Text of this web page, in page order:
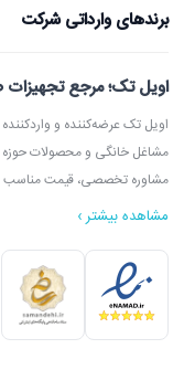
برندهای وارداتی شرکت
اویل تک؛ مرجع
اویل تک عرضه‌کننده و
مشاغل خانگی و محصولات
مشاوره تخصصی، قیمت مناسب
در اویل تک می‌توانید انواع
ارده‌گیری و کره‌گیری، دستگاه
مشاهده بیشتر ›